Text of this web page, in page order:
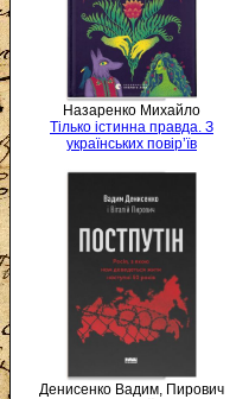
Назаренко Михайло
Тілько істинна правда. З
українських повір’їв
Денисенко Вадим, Пирович